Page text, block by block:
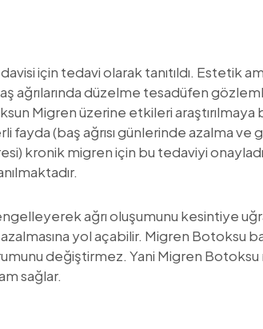
için tedavi olarak tanıtıldı. Estetik
düzelme tesadüfen
Migren üzerine etkileri araştırılmaya
fayda (baş ağrısı günlerinde azalma ve
kronik migren için bu tedaviyi
engelleyerek ağrı oluşumunu kesintiye
yol açabilir. Migren Botoksu baş
değiştirmez. Yani Migren Botoksu
sağlar.